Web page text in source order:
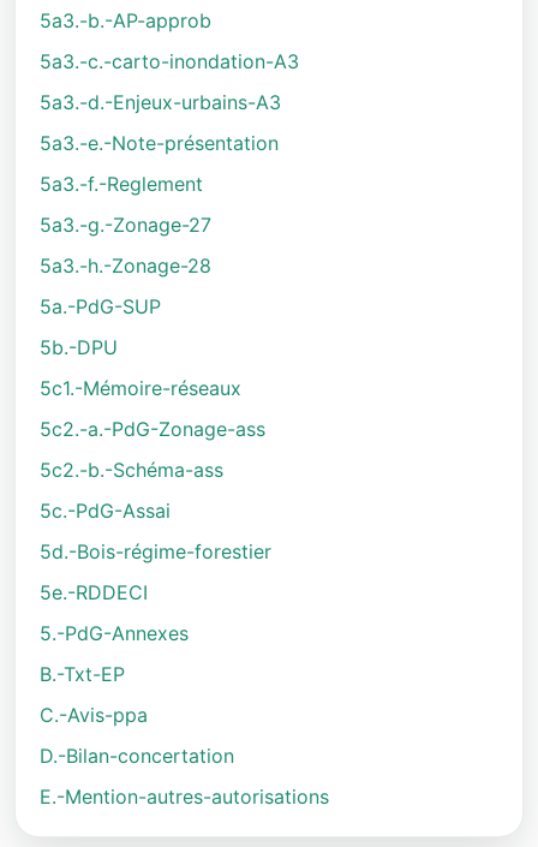
5a3.-b.-AP-approb
5a3.-c.-carto-inondation-A3
5a3.-d.-Enjeux-urbains-A3
5a3.-e.-Note-présentation
5a3.-f.-Reglement
5a3.-g.-Zonage-27
5a3.-h.-Zonage-28
5a.-PdG-SUP
5b.-DPU
5c1.-Mémoire-réseaux
5c2.-a.-PdG-Zonage-ass
5c2.-b.-Schéma-ass
5c.-PdG-Assai
5d.-Bois-régime-forestier
5e.-RDDECI
5.-PdG-Annexes
B.-Txt-EP
C.-Avis-ppa
D.-Bilan-concertation
E.-Mention-autres-autorisations